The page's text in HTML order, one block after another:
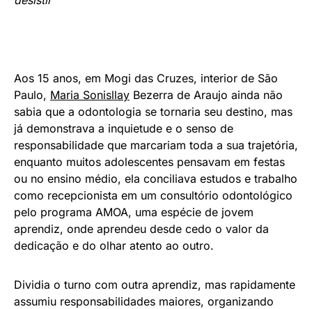
Aos 15 anos, em Mogi das Cruzes, interior de São
Paulo, Maria Sonisllay Bezerra de Araujo ainda não
sabia que a odontologia se tornaria seu destino, mas
já demonstrava a inquietude e o senso de
responsabilidade que marcariam toda a sua trajetória,
enquanto muitos adolescentes pensavam em festas
ou no ensino médio, ela conciliava estudos e trabalho
como recepcionista em um consultório odontológico
pelo programa AMOA, uma espécie de jovem
aprendiz, onde aprendeu desde cedo o valor da
dedicação e do olhar atento ao outro.
Dividia o turno com outra aprendiz, mas rapidamente
assumiu responsabilidades maiores, organizando